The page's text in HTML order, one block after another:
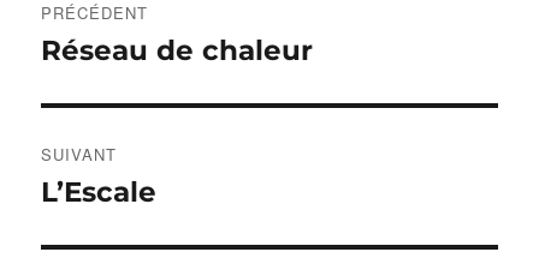
de
PRÉCÉDENT
Publication
Réseau de chaleur
SUIVANT
Publication
L’Escale